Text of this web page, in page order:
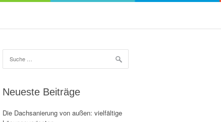
nach:
Neueste Beiträge
Die Dachsanierung von außen: vielfältige